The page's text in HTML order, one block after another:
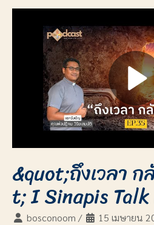
&quot;ถึงเวลา
t; I Sinapis
bosconoom / 15 เมษายน